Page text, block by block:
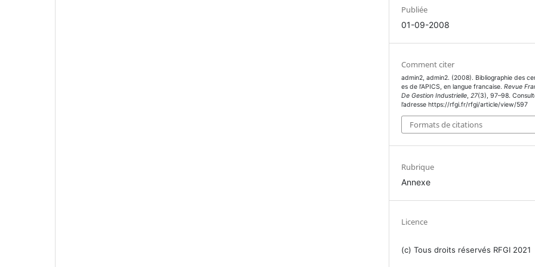
Publiée
01-09-2008
Comment citer
admin2, admin2. (2008). Bibliographie des
es de l’APICS, en langue francaise.Revue
De Gestion Industrielle,27(3), 97–98.
l’adresse https://rfgi.fr/rfgi/article/view/597
Formats de citations
Rubrique
Annexe
Licence
(c) Tous droits réservés RFGI 2021